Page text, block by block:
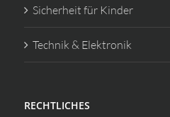
Sicherheit für Kinder
Technik & Elektronik
RECHTLICHES